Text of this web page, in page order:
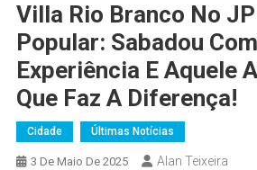
Villa Rio Branco No
Popular: Sabadou
Experiência E Aquele
Que Faz A Diferença!
Cidade Últimas Notícias
3 De Maio De 2025 Alan Teixeira